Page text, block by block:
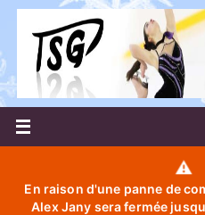
Passer
contenu
⚠️
En raison d'une panne de
Alex Jany sera fermée